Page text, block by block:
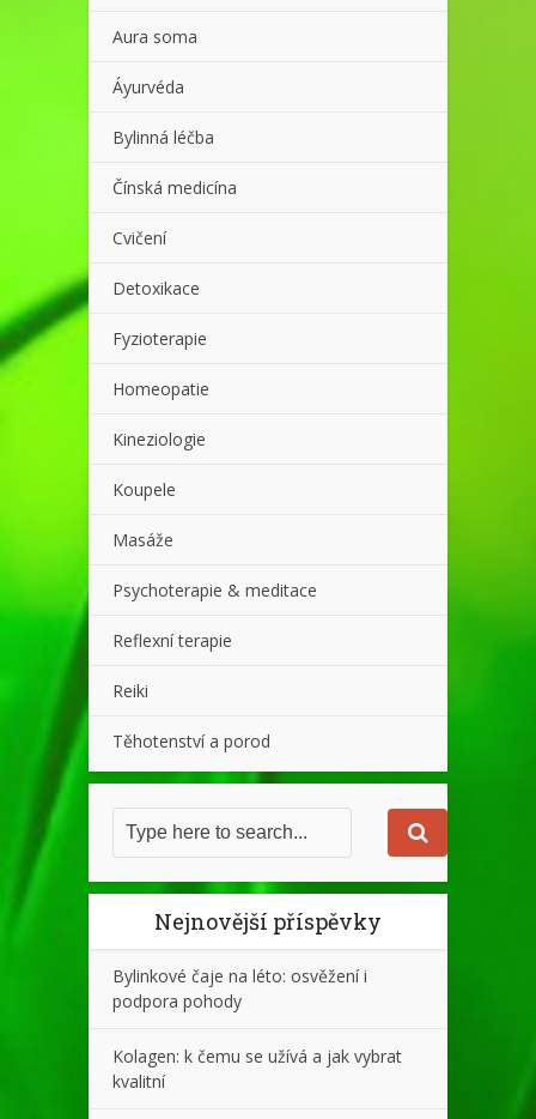
Aura soma
Áyurvéda
Bylinná léčba
Čínská medicína
Cvičení
Detoxikace
Fyzioterapie
Homeopatie
Kineziologie
Koupele
Masáže
Psychoterapie & meditace
Reflexní terapie
Reiki
Těhotenství a porod
Nejnovější příspěvky
Bylinkové čaje na léto: osvěžení i
podpora pohody
Kolagen: k čemu se užívá a jak vybrat
kvalitní